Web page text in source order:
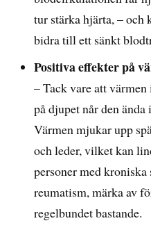
tur stärka hjärta, – och
bidra till ett sänkt
Positiva effekter på
– Tack vare att
på djupet når den
Värmen mjukar upp
och leder, vilket kan
personer med kroniska
reumatism, märka av
regelbundet bastande.